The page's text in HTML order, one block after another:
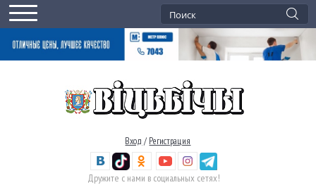
Вход / Регистрация
Дружите с нами в социальных сетях!